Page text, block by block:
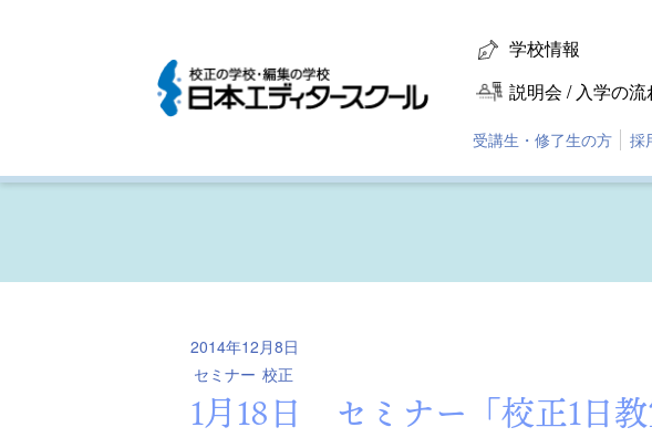
学校情報
説明会 / 入学の流
受講生・修了生の方 採
2014年12月8日
セミナー 校正
1月18日 セミナー「校正1日